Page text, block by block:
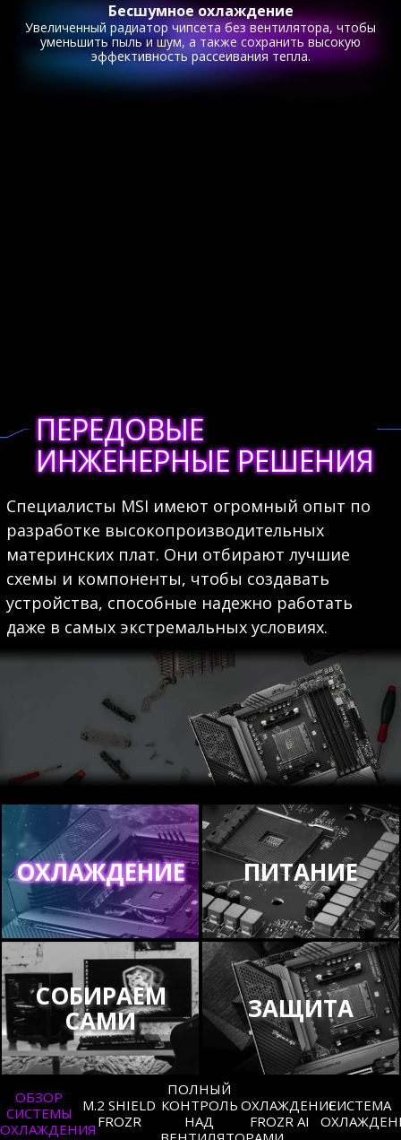
Бесшумное охлаждение
Увеличенный радиатор чипсета без вентилятора, чтобы
уменьшить пыль и шум, а также сохранить высокую
эффективность рассеивания тепла.
ПЕРЕДОВЫЕ
ИНЖЕНЕРНЫЕ РЕШЕНИЯ
Специалисты MSI имеют огромный опыт по
разработке высокопроизводительных
материнских плат. Они отбирают лучшие
схемы и компоненты, чтобы создавать
устройства, способные надежно работать
даже в самых экстремальных условиях.
ОХЛАЖДЕНИЕ ПИТАНИЕ
СОБИРАЕМ
САМИ ЗАЩИТА
ОБЗОР
СИСТЕМЫ
ОХЛАЖДЕНИЯ
M.2 SHIELD
FROZR
ПОЛНЫЙ
КОНТРОЛЬ
НАД
ОХЛАЖДЕНИЕ
FROZR AI
СИСТЕМА